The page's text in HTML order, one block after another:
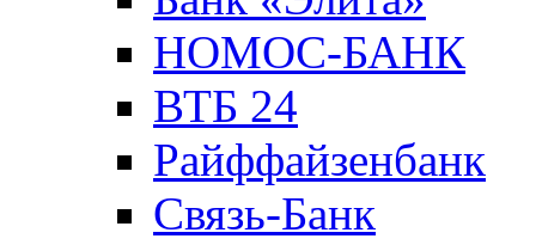
НОМОС-БАНК
ВТБ 24
Райффайзенбанк
Связь-Банк